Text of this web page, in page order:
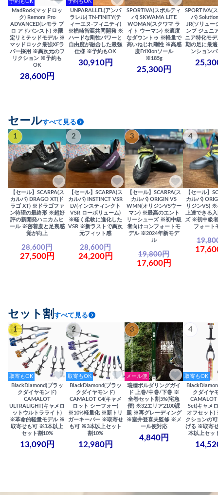
予約もOK
MadRock(マッドロッ
ク) Remora Pro
ADVANCED(レモラ プ
ロ アドバンスト) ※限
定リミテッドモデル ※
マッドロック最強XFラ
バー採用 ※異次元のフ
リクション ※予約も
OK
28,600円
予約もOK
UNPARALLEL(アンパ
ラレル) TN-FINITY(テ
ィーエヌ-フィニティ)
※楢崎智亜共同開発 ※
ハードな剛性パワーと
自由度が融合した最強
仕様 ※予約もOK
30,910円
SPORTIVA(スポルティ
バ) SKWAMA LITE
WOMAN(スクワマ ラ
イト ウーマン) ※適度
なダウントゥ ※軽量で
高いねじれ剛性 ※高感
度FriXionソール
※185g
25,300円
SPORTIVA(
バ)
JR(ソリュー
ンプ ジュニ
ニア特化モ
期の足に最
ンション
セールすべて見る
1
【セール】SCARPA(ス
カルパ) DRAGO XT(ド
ラゴ XT) ※ドラゴファ
ン待望の最終形 ※超好
評の新開発ハニカムヒ
ール ※密着度と足裏感
覚が向上
28,600円
27,500円
2
【セール】SCARPA(ス
カルパ) INSTINCT VSR
LV(インスティンクト
VSR ローボリューム)
※軽く柔軟に進化した
VSR ※新ラストで異次
元フィット感
28,600円
24,200円
3
【セール】SCARPA(ス
カルパ) ORIGIN VS
WMN(オリジンVSウー
マン) ※最高のエント
リーシューズ ※初中級
者向けコンフォートモ
デル ※2024年新モデ
ル
19,800円
17,600円
4
【セール】
カルパ)
リジンVS) ※
上達できる
ズ ※初中級
フォート
セット割 すべて見る
1
取寄もOK
BlackDiamond(ブラッ
クダイヤモンド)
CAMALOT
ULTRALIGHT(キャメロ
ットウルトラライト)
※革命的軽量モデル ※
取寄せも可 ※3本以上
セット割10%
13,090円
2
取寄もOK
BlackDiamond(ブラッ
クダイヤモンド)
CAMALOT C4(キャメ
ロット シーフォー)
※10%軽量化 ※新トリ
ガーキーパー ※取寄せ
も可 ※3本以上セット
割10%
12,980円
3
メール便
瑞牆ボルダリングガイ
ド 上巻/中巻/下巻 ※
全巻セット割5%(宅急
便) ※32エリア2100課
題 ※再グレーディング
※室井登喜夫監修 ※メ
ール便対応
4,840円
4
取寄もOK
クダイヤ
Set(キャメ
オフセット)
クションの
げる ※取寄
本以上セッ